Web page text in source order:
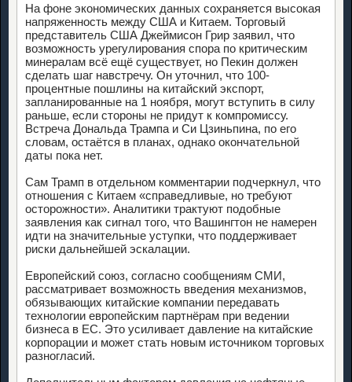
На фоне экономических данных сохраняется высокая
напряженность между США и Китаем. Торговый
представитель США Джеймисон Грир заявил, что
возможность урегулирования спора по критическим
минералам всё ещё существует, но Пекин должен
сделать шаг навстречу. Он уточнил, что 100-
процентные пошлины на китайский экспорт,
запланированные на 1 ноября, могут вступить в силу
раньше, если стороны не придут к компромиссу.
Встреча Дональда Трампа и Си Цзиньпина, по его
словам, остаётся в планах, однако окончательной
даты пока нет.
Сам Трамп в отдельном комментарии подчеркнул, что
отношения с Китаем «справедливые, но требуют
осторожности». Аналитики трактуют подобные
заявления как сигнал того, что Вашингтон не намерен
идти на значительные уступки, что поддерживает
риски дальнейшей эскалации.
Европейский союз, согласно сообщениям СМИ,
рассматривает возможность введения механизмов,
обязывающих китайские компании передавать
технологии европейским партнёрам при ведении
бизнеса в ЕС. Это усиливает давление на китайские
корпорации и может стать новым источником торговых
разногласий.